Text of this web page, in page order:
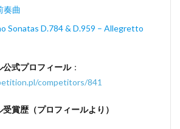
奏曲
Sonatas D.784 & D.959 – Allegretto
公式プロフィール：
competitors/841
賞歴（プロフィールより）